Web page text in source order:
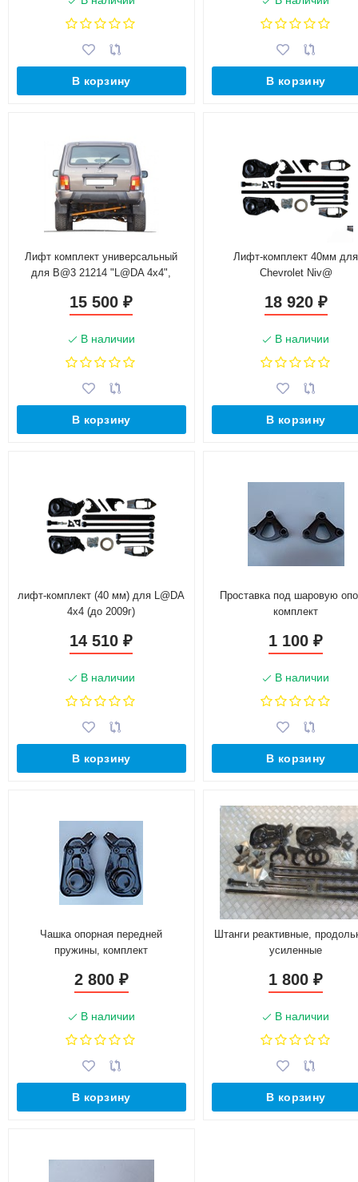
В корзину В корзину
Лифт комплект универсальный
для B@3 21214 "L@DA 4х4",
15 500₽
В наличии
В корзину
Лифт-комплект 40мм для
Chevrolet Niv@
18 920 ₽
В наличии
В корзину
лифт-комплект (40 мм) для L@DA
4x4 (до 2009г)
14 510₽
В наличии
В корзину
Проставка под шаровую
комплект
1 100₽
В наличии
В корзину
Чашка опорная передней
пружины, комплект
2 800 ₽
В наличии
В корзину
Штанги реактивные,
усиленные
1 800₽
В наличии
В корзину